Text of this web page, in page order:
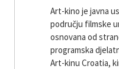
Art-kino je javna
području filmske
osnovana od
programska
Art-kinu Croatia,